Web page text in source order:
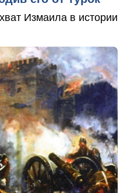
Измаила в истории